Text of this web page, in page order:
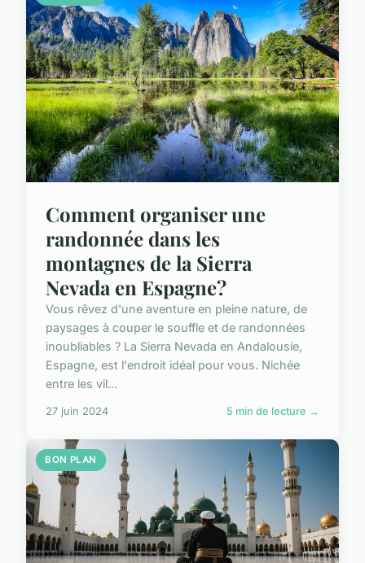
Comment organiser une
randonnée dans les
montagnes de la Sierra
Nevada en Espagne?
Vous rêvez d'une aventure en pleine nature, de
paysages à couper le souffle et de randonnées
inoubliables ? La Sierra Nevada en Andalousie,
Espagne, est l'endroit idéal pour vous. Nichée
entre les vil...
27 juin 2024 5 min de lecture →
BON PLAN